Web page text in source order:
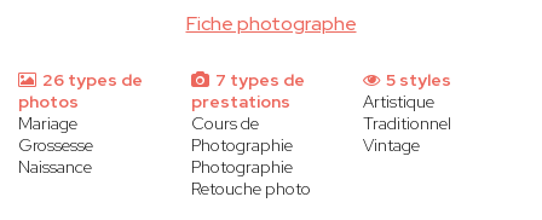
Fiche photographe
26 types de
photos
Mariage
Grossesse
Naissance
7 types de
prestations
Cours de
Photographie
Photographie
Retouche photo
5 styles
Artistique
Traditionnel
Vintage